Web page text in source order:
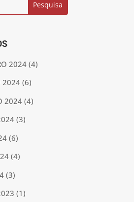
2024(4)
2024 (6)
2024 (4)
(3)
(6)
(4)
(3)
(1)